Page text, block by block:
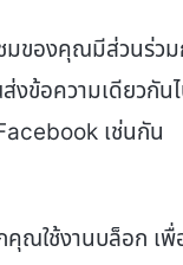
มของคุณมีส่วนร่ว
ข้อความเดียวกัน
เช่นกัน
ณใช้งานบล็อก เพื่